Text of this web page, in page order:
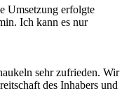
Umsetzung erfolgte
Ich kann es nur
sehr zufrieden. Wir
des Inhabers und